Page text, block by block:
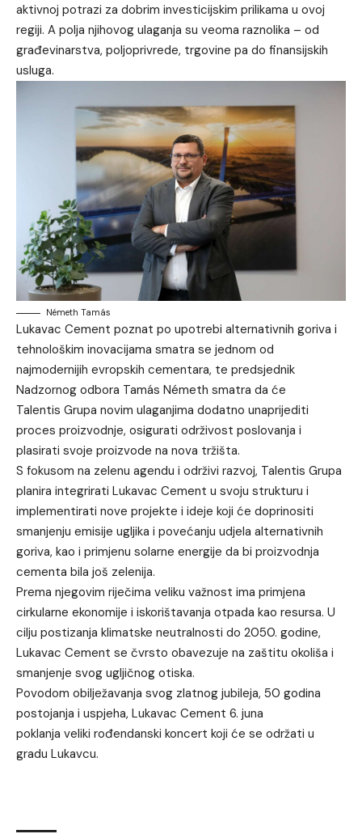
aktivnoj potrazi za dobrim investicijskim prilikama u ovoj
regiji. A polja njihovog ulaganja su veoma raznolika – od
građevinarstva, poljoprivrede, trgovine pa do finansijskih
usluga.
Németh Tamás
Lukavac Cement poznat po upotrebi alternativnih goriva i
tehnološkim inovacijama smatra se jednom od
najmodernijih evropskih cementara, te predsjednik
Nadzornog odbora Tamás Németh smatra da će
Talentis Grupa novim ulaganjima dodatno unaprijediti
proces proizvodnje, osigurati održivost poslovanja i
plasirati svoje proizvode na nova tržišta.
S fokusom na zelenu agendu i održivi razvoj, Talentis Grupa
planira integrirati Lukavac Cement u svoju strukturu i
implementirati nove projekte i ideje koji će doprinositi
smanjenju emisije ugljika i povećanju udjela alternativnih
goriva, kao i primjenu solarne energije da bi proizvodnja
cementa bila još zelenija.
Prema njegovim riječima veliku važnost ima primjena
cirkularne ekonomije i iskorištavanja otpada kao resursa. U
cilju postizanja klimatske neutralnosti do 2050. godine,
Lukavac Cement se čvrsto obavezuje na zaštitu okoliša i
smanjenje svog ugljičnog otiska.
Povodom obilježavanja svog zlatnog jubileja, 50 godina
postojanja i uspjeha, Lukavac Cement 6. juna
poklanja veliki rođendanski koncert koji će se održati u
gradu Lukavcu.